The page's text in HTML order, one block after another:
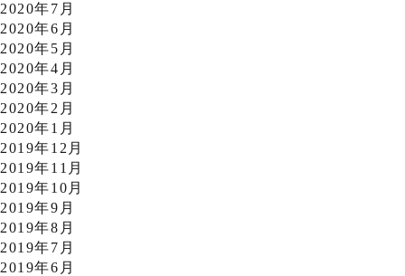
2020年7月
2020年6月
2020年5月
2020年4月
2020年3月
2020年2月
2020年1月
2019年12月
2019年11月
2019年10月
2019年9月
2019年8月
2019年7月
2019年6月